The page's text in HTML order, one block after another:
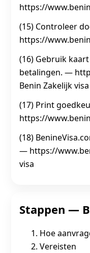
https://
(15) Controleer
https://
(16) Gebruik
betalingen. —
Benin Zakelijk visa
(17) Print
https://
(18)
— https://
visa
Stappen —
Hoe
Vereisten